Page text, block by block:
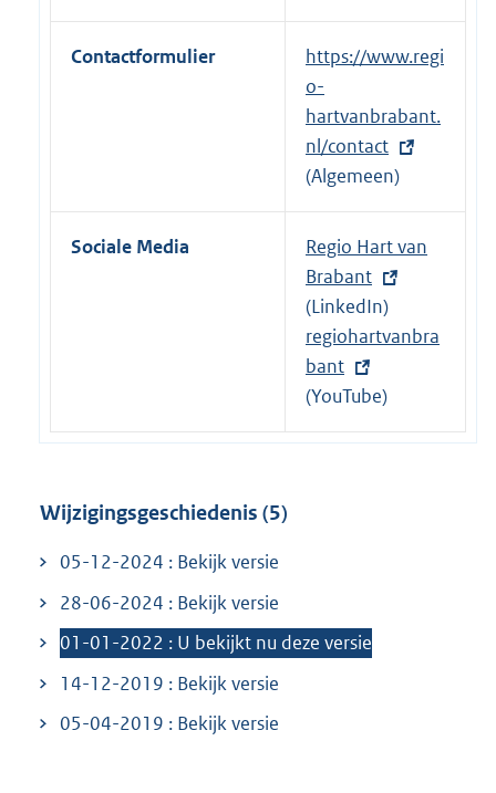
:
Contactformulier
E
x
t
e
r
n
e
l
i
k
:
https://www.regi
o-
hartvanbrabant.
nl/contact
(Algemeen)
Sociale Media
E
x
t
e
r
n
e
Regio Hart van
Brabant
(LinkedIn)
E
x
t
e
k
:
regiohartvanbra
bant
(YouTube)
Wijzigingsgeschiedenis (5)
05-12-2024 : Bekijk versie
28-06-2024 : Bekijk versie
01-01-2022 : U bekijkt nu deze versie
14-12-2019 : Bekijk versie
05-04-2019 : Bekijk versie